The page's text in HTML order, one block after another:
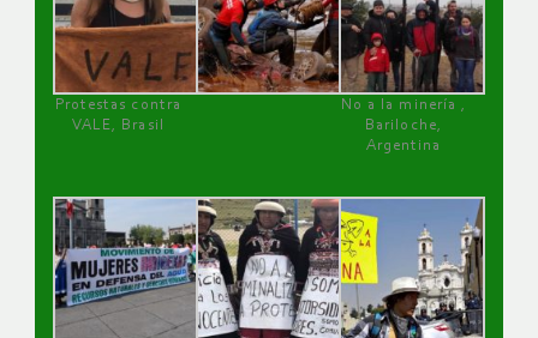
Protestas contra
VALE, Brasil
No a la minería ,
Bariloche,
Argentina